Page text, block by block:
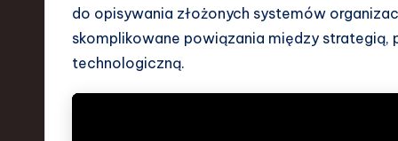
do opisywania złożonych systemów
skomplikowane powiązania między
technologiczną.